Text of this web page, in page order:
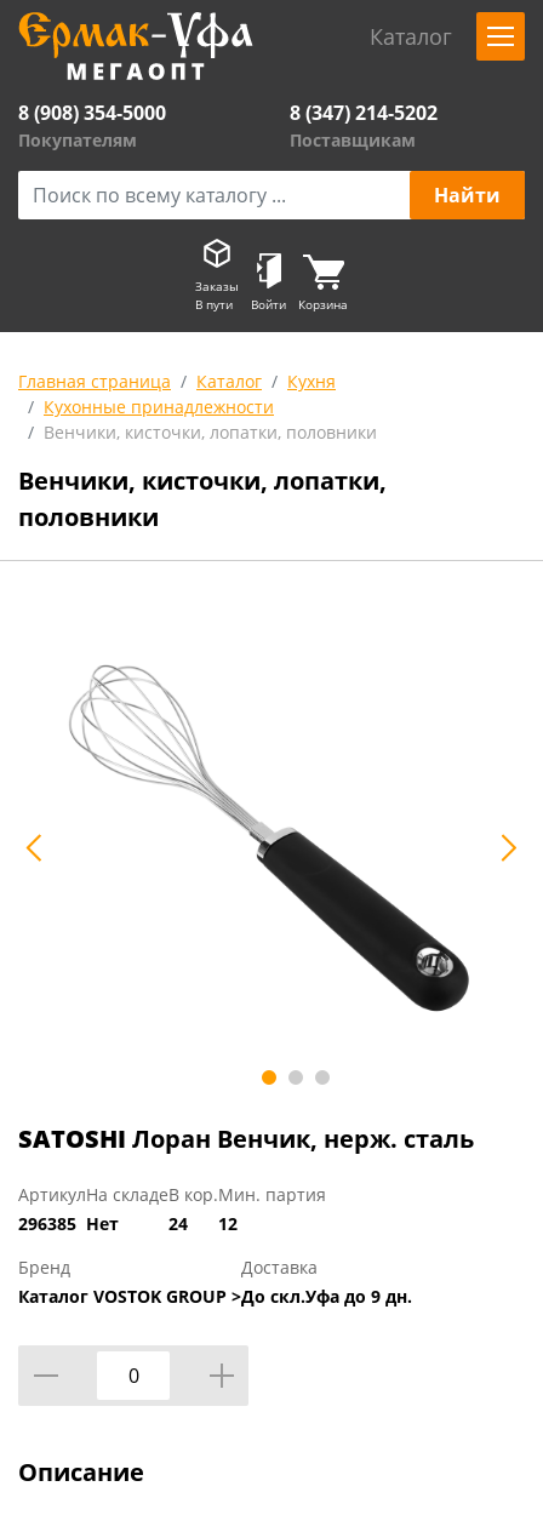
Каталог
8 (908) 354-5000
Покупателям
8 (347) 214-5202
Поставщикам
Заказы
В пути
Войти Корзина
Главная страница Каталог
Кухня
Кухонные принадлежности
Венчики, кисточки, лопатки, половники
Венчики, кисточки, лопатки,
половники
SATOSHI Лоран Венчик, нерж. сталь
Артикул
296385
На складе
Нет
В кор.
24
Мин. партия
12
Бренд
Каталог VOSTOK GROUP >
Доставка
До скл.Уфа до 9 дн.
Описание